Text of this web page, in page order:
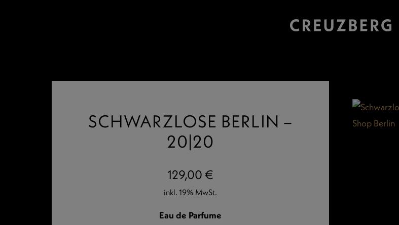
SCHWARZLOSE BERLIN –
20|20
129,00€
inkl. 19% MwSt.
Eau de Parfume